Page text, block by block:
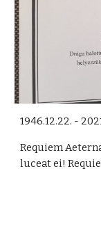
1946.12.22. -
Requiem
luceat ei!